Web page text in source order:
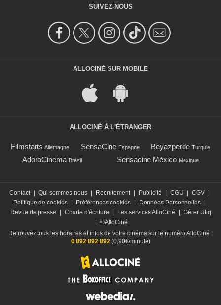
SUIVEZ-NOUS
ALLOCINÉ SUR MOBILE
ALLOCINÉ À L'ÉTRANGER
Filmstarts Allemagne SensaCine Espagne Beyazperde Turquie
AdoroCinema Brésil Sensacine México Mexique
Contact Qui sommes-nous Recrutement Publicité CGU CGV
Politique de cookies
Préférences cookies Données Personnelles
Revue de presse
Charte d'écriture Les services AlloCiné
Gérer Utiq
©AlloCiné
Retrouvez tous les horaires et infos de votre cinéma sur le numéro AlloCiné :
0 892 892 892(0,90€/minute)